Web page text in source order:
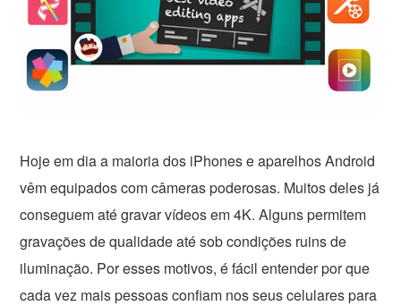
Hoje em dia a maioria dos iPhones e aparelhos Android
vêm equipados com câmeras poderosas. Muitos deles já
conseguem até gravar vídeos em 4K. Alguns permitem
gravações de qualidade até sob condições ruins de
iluminação. Por esses motivos, é fácil entender por que
cada vez mais pessoas confiam nos seus celulares para